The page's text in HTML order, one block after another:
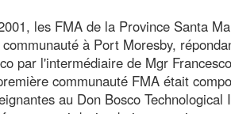
les FMA de la Province Santa
communauté à Port Moresby,
par l'intermédiaire de Mgr
communauté FMA était
au Don Bosco